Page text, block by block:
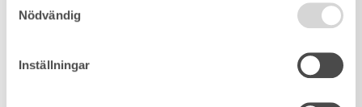
Nödvändig
Inställningar